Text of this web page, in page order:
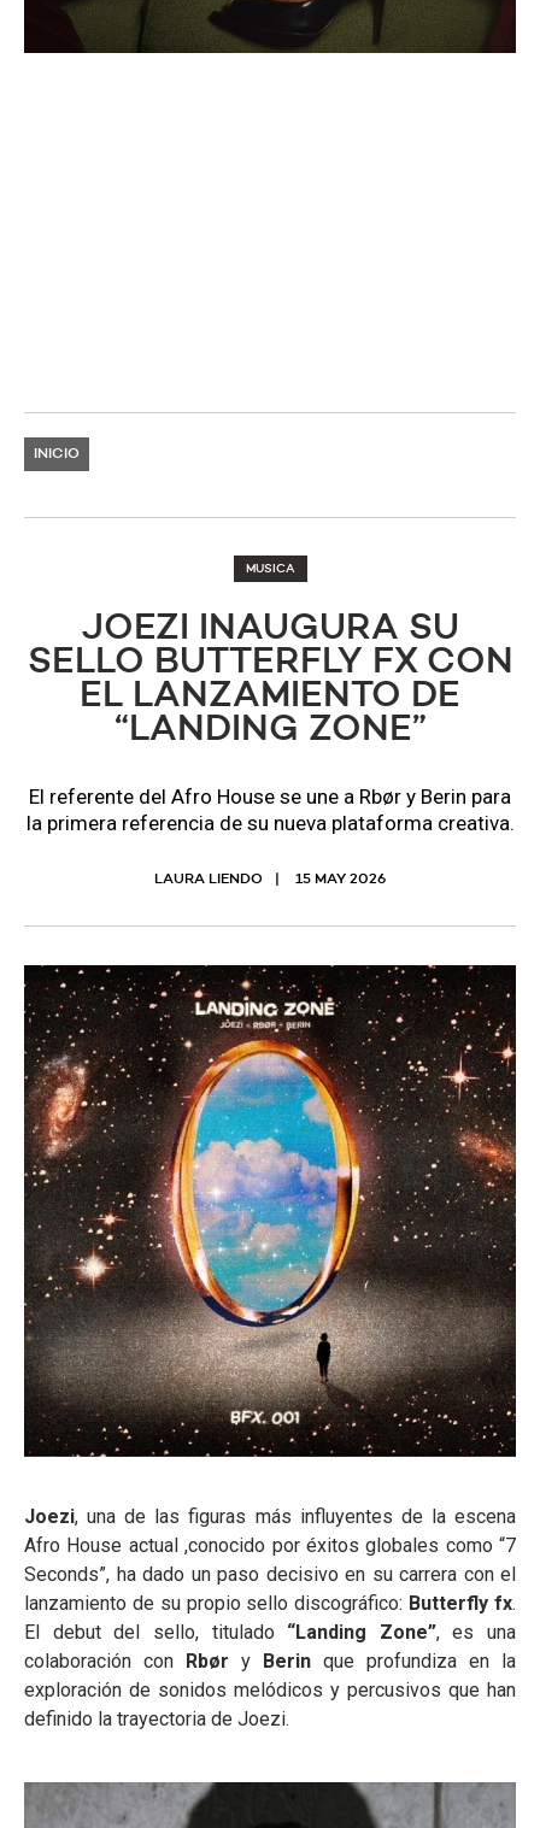
INICIO
MUSICA
JOEZI INAUGURA SU
SELLO BUTTERFLY FX CON
EL LANZAMIENTO DE
“LANDING ZONE”
El referente del Afro House se une a Rbør y Berin para
la primera referencia de su nueva plataforma creativa.
LAURA LIENDO 15 MAY 2026
Joezi, una de las figuras más influyentes de la escena
Afro House actual ,conocido por éxitos globales como “7
Seconds”, ha dado un paso decisivo en su carrera con el
lanzamiento de su propio sello discográfico: Butterfly fx.
El debut del sello, titulado “Landing Zone”, es una
colaboración con Rbør y Berin que profundiza en la
exploración de sonidos melódicos y percusivos que han
definido la trayectoria de Joezi.